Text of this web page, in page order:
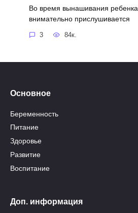
Во время вынашивания
внимательно прислушивается
3 84к.
Основное
Беременность
Питание
Здоровье
Развитие
Воспитание
Доп. информация